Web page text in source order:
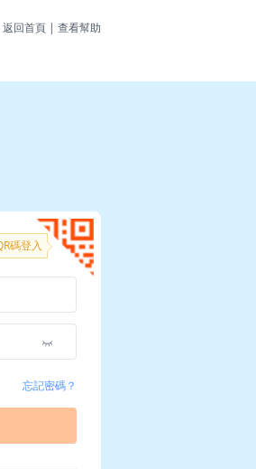
返回首頁 | 查看幫助
碼登入
忘記密碼？